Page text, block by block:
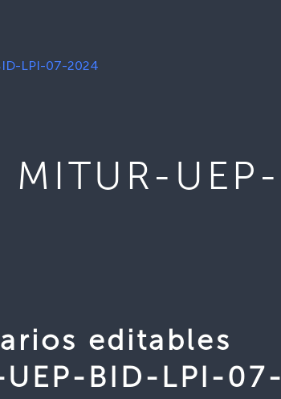
LPI-07-2024
UEP-
editables
UEP-BID-LPI-07-